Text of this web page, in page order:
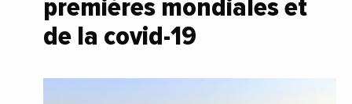
premières mondiales et
de la covid-19